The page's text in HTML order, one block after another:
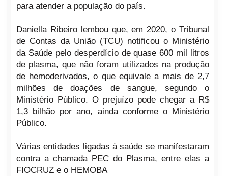
para atender a população do país.
Daniella Ribeiro lembou que, em 2020, o Tribunal
de Contas da União (TCU) notificou o Ministério
da Saúde pelo desperdício de quase 600 mil litros
de plasma, que não foram utilizados na produção
de hemoderivados, o que equivale a mais de 2,7
milhões de doações de sangue, segundo o
Ministério Público. O prejuízo pode chegar a R$
1,3 bilhão por ano, ainda conforme o Ministério
Público.
Várias entidades ligadas à saúde se manifestaram
contra a chamada PEC do Plasma, entre elas a
FIOCRUZ e o HEMOBA